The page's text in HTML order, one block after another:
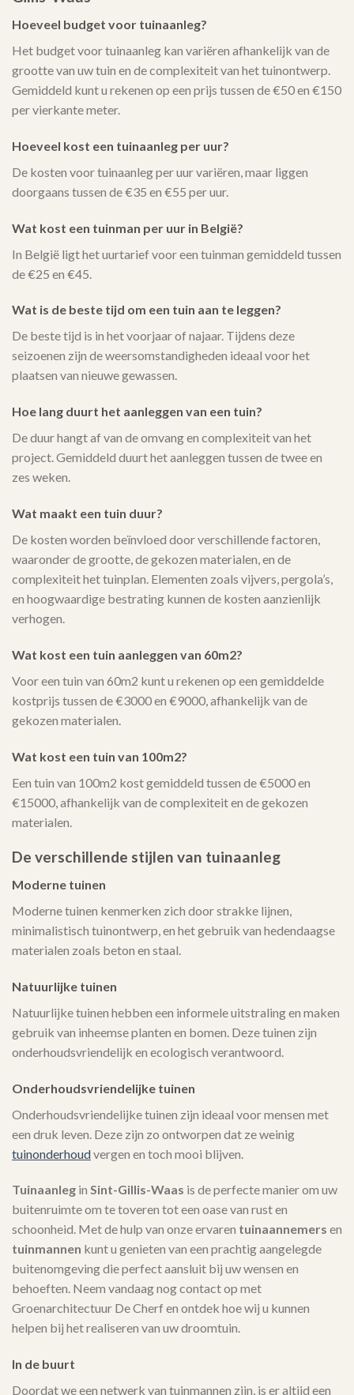
Hoeveel budget voor tuinaanleg?
Het budget voor tuinaanleg kan variëren afhankelijk van de
grootte van uw tuin en de complexiteit van het tuinontwerp.
Gemiddeld kunt u rekenen op een prijs tussen de €50 en €150
per vierkante meter.
Hoeveel kost een tuinaanleg per uur?
De kosten voor tuinaanleg per uur variëren, maar liggen
doorgaans tussen de €35 en €55 per uur.
Wat kost een tuinman per uur in België?
In België ligt het uurtarief voor een tuinman gemiddeld tussen
de €25 en €45.
Wat is de beste tijd om een tuin aan te leggen?
De beste tijd is in het voorjaar of najaar. Tijdens deze
seizoenen zijn de weersomstandigheden ideaal voor het
plaatsen van nieuwe gewassen.
Hoe lang duurt het aanleggen van een tuin?
De duur hangt af van de omvang en complexiteit van het
project. Gemiddeld duurt het aanleggen tussen de twee en
zes weken.
Wat maakt een tuin duur?
De kosten worden beïnvloed door verschillende factoren,
waaronder de grootte, de gekozen materialen, en de
complexiteit het tuinplan. Elementen zoals vijvers, pergola’s,
en hoogwaardige bestrating kunnen de kosten aanzienlijk
verhogen.
Wat kost een tuin aanleggen van 60m2?
Voor een tuin van 60m2 kunt u rekenen op een gemiddelde
kostprijs tussen de €3000 en €9000, afhankelijk van de
gekozen materialen.
Wat kost een tuin van 100m2?
Een tuin van 100m2 kost gemiddeld tussen de €5000 en
€15000, afhankelijk van de complexiteit en de gekozen
materialen.
De verschillende stijlen van tuinaanleg
Moderne tuinen
Moderne tuinen kenmerken zich door strakke lijnen,
minimalistisch tuinontwerp, en het gebruik van hedendaagse
materialen zoals beton en staal.
Natuurlijke tuinen
Natuurlijke tuinen hebben een informele uitstraling en maken
gebruik van inheemse planten en bomen. Deze tuinen zijn
onderhoudsvriendelijk en ecologisch verantwoord.
Onderhoudsvriendelijke tuinen
Onderhoudsvriendelijke tuinen zijn ideaal voor mensen met
een druk leven. Deze zijn zo ontworpen dat ze weinig
tuinonderhoudvergen en toch mooi blijven.
Tuinaanleg in Sint-Gillis-Waas is de perfecte manier om uw
buitenruimte om te toveren tot een oase van rust en
schoonheid. Met de hulp van onze ervaren tuinaannemers en
tuinmannen kunt u genieten van een prachtig aangelegde
buitenomgeving die perfect aansluit bij uw wensen en
behoeften. Neem vandaag nog contact op met
Groenarchitectuur De Cherf en ontdek hoe wij u kunnen
helpen bij het realiseren van uw droomtuin.
In de buurt
Doordat we een netwerk van tuinmannen zijn, is er altijd een